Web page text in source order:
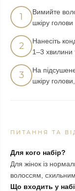
1
Вимийте
шкіру
2
Нанесіть
1–3 хвилини
3
На
шкіру
ПИТАННЯ ТА
Для кого набір?
Для жінок із
волоссям,
Що входить у